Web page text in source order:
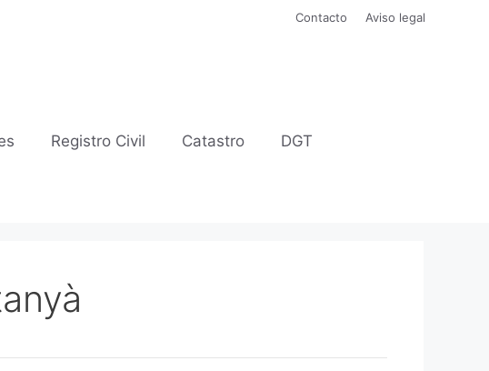
Contacto Aviso legal
Registro Civil Catastro DGT